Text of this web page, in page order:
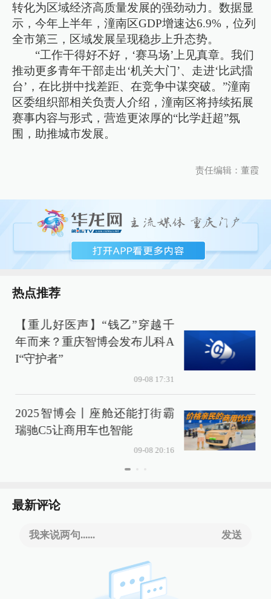
转化为区域经济高质量发展的强劲动力。数据显
示，今年上半年，潼南区GDP增速达6.9%，位列
全市第三，区域发展呈现稳步上升态势。
“工作干得好不好，‘赛马场’上见真章。我们
推动更多青年干部走出‘机关大门’、走进‘比武擂
台’，在比拼中找差距、在竞争中谋突破。”潼南
区委组织部相关负责人介绍，潼南区将持续拓展
赛事内容与形式，营造更浓厚的“比学赶超”氛
围，助推城市发展。
责任编辑：董霞
热点推荐
【重儿好医声】“钱乙”穿越千
年而来？重庆智博会发布儿科A
I“守护者”
09-08 17:31
2025智博会丨座舱还能打街霸
瑞驰C5让商用车也智能
09-08 20:16
最新评论
我来说两句...... 发送